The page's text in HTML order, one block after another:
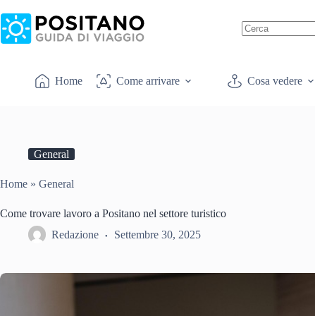
al
contenuto
Home Come arrivare Cosa vedere
General
Home » General
Come trovare lavoro a Positano nel settore turistico
Redazione
Settembre 30, 2025